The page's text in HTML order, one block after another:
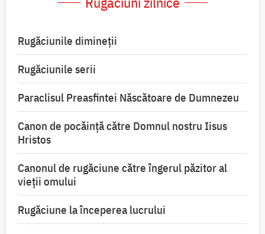
Rugăciunile dimineții
Rugăciunile serii
Paraclisul Preasfintei Născătoare de Dumnezeu
Canon de pocăință către Domnul nostru Iisus
Hristos
Canonul de rugăciune către îngerul păzitor al
vieții omului
Rugăciune la începerea lucrului